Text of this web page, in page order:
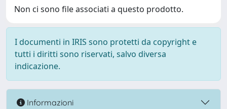
Non ci sono file associati a questo prodotto.
I documenti in IRIS sono protetti da copyright e
tutti i diritti sono riservati, salvo diversa
indicazione.
Informazioni